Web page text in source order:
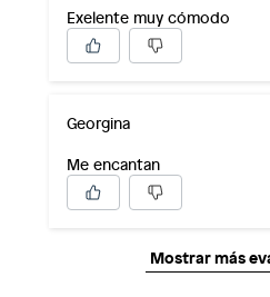
Exelente muy cómodo
Georgina
Me encantan
Mostrar más